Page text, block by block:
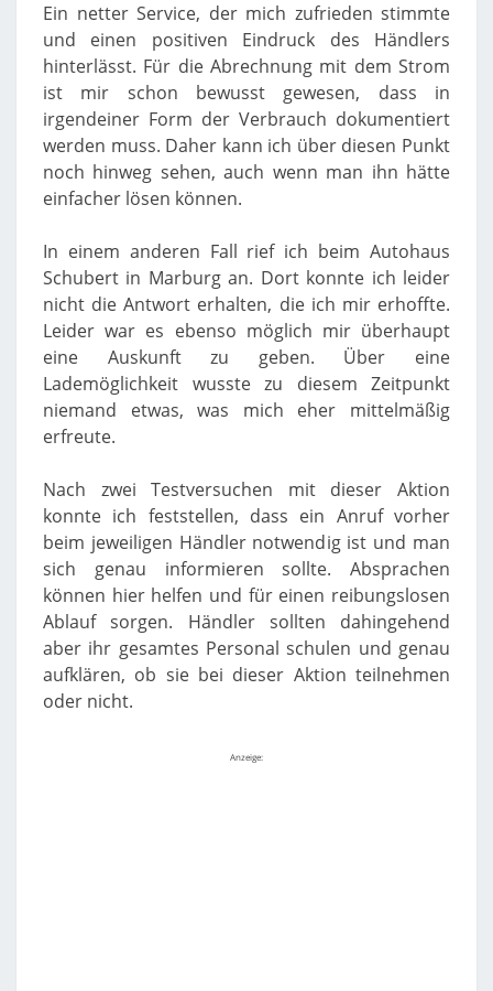
Ein netter Service, der mich zufrieden stimmte
und einen positiven Eindruck des Händlers
hinterlässt. Für die Abrechnung mit dem Strom
ist mir schon bewusst gewesen, dass in
irgendeiner Form der Verbrauch dokumentiert
werden muss. Daher kann ich über diesen Punkt
noch hinweg sehen, auch wenn man ihn hätte
einfacher lösen können.
In einem anderen Fall rief ich beim Autohaus
Schubert in Marburg an. Dort konnte ich leider
nicht die Antwort erhalten, die ich mir erhoffte.
Leider war es ebenso möglich mir überhaupt
eine Auskunft zu geben. Über eine
Lademöglichkeit wusste zu diesem Zeitpunkt
niemand etwas, was mich eher mittelmäßig
erfreute.
Nach zwei Testversuchen mit dieser Aktion
konnte ich feststellen, dass ein Anruf vorher
beim jeweiligen Händler notwendig ist und man
sich genau informieren sollte. Absprachen
können hier helfen und für einen reibungslosen
Ablauf sorgen. Händler sollten dahingehend
aber ihr gesamtes Personal schulen und genau
aufklären, ob sie bei dieser Aktion teilnehmen
oder nicht.
Anzeige: